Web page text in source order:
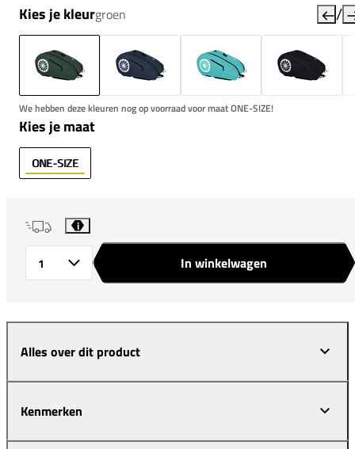
Kies je kleurgroen /
We hebben deze kleuren nog op voorraad voor maat ONE-SIZE!
Kies je maat
ONE-SIZE
i
In winkelwagen
Alles over dit product
Kenmerken